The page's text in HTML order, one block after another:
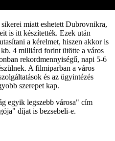
miatt eshetett Dubrovnikra,
is itt készítették. Ezek után
a kérelmet, hiszen akkor is
4 milliárd forint ütötte a város
rekordmennyiségű, napi 5-6
A filmiparban a város
és az ügyintézés
szerepet kap.
egyik legszebb városa" cím
díjat is bezsebeli-e.